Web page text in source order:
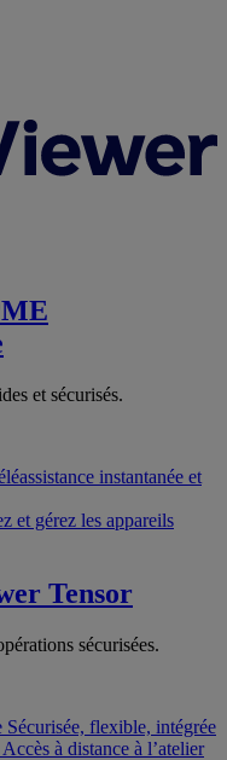
et sécurisés.
instantanée et
et gérez les appareils
Tensor
sécurisées.
Sécurisée, flexible, intégrée
Accès à distance à l’atelier